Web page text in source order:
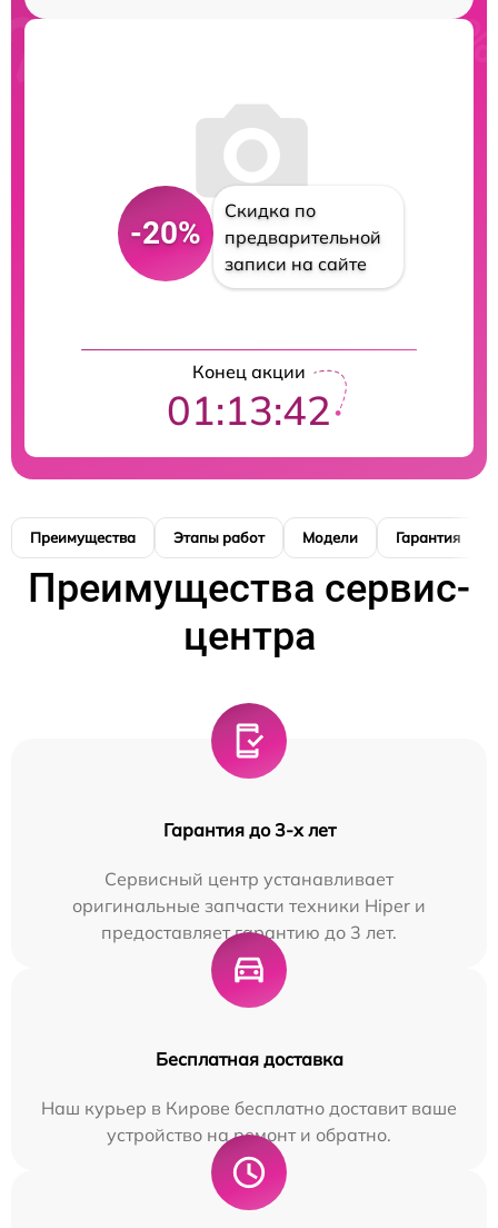
-20%
Скидка по
предварительной
записи на сайте
Конец акции
01:13:41
Преимущества Этапы работ Модели Гарантия
Преимущества сервис-
центра
Гарантия до 3-х лет
Сервисный центр устанавливает
оригинальные запчасти техники Hiper и
предоставляет гарантию до 3 лет.
Бесплатная доставка
Наш курьер в Кирове бесплатно доставит ваше
устройство на ремонт и обратно.